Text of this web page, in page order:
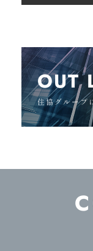
OUT
住協グループ